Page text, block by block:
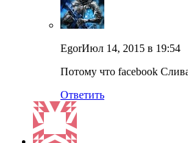
EgorИюл 14, 2015 в 19:54
Потому что facebook
Ответить